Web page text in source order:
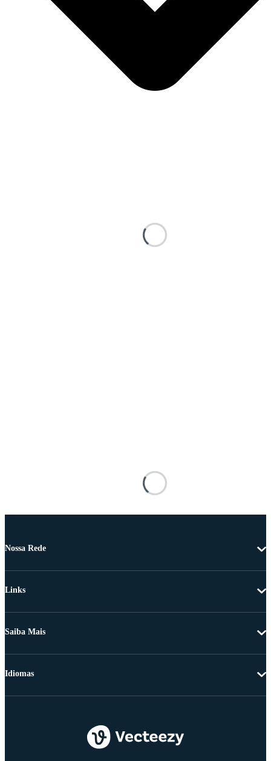
Nossa Rede
Links
Saiba Mais
Idiomas